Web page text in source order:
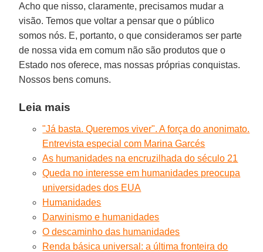
Acho que nisso, claramente, precisamos mudar a
visão. Temos que voltar a pensar que o público
somos nós. E, portanto, o que consideramos ser parte
de nossa vida em comum não são produtos que o
Estado nos oferece, mas nossas próprias conquistas.
Nossos bens comuns.
Leia mais
"Já basta. Queremos viver". A força do anonimato.
Entrevista especial com Marina Garcés
As humanidades na encruzilhada do século 21
Queda no interesse em humanidades preocupa
universidades dos EUA
Humanidades
Darwinismo e humanidades
O descaminho das humanidades
Renda básica universal: a última fronteira do